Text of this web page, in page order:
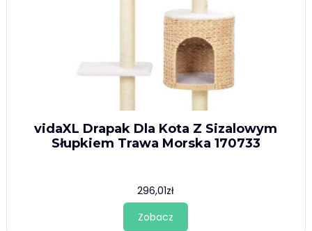
vidaXL Drapak Dla Kota Z Sizalowym
Słupkiem Trawa Morska 170733
296,01zł
Zobacz